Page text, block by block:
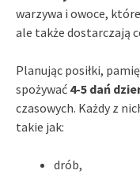
warzywa i owoce,
ale także dostarczają
Planując posiłki,
spożywać 4-5 dań
czasowych. Każdy z
takie jak:
drób,